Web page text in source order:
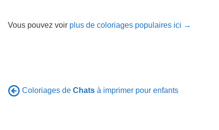
Vous pouvez voir plus de coloriages populaires ici →
Coloriages de Chats à imprimer pour enfants